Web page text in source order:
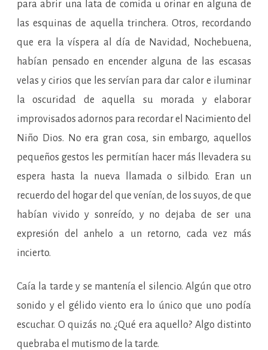
para abrir una lata de comida u orinar en alguna de
las esquinas de aquella trinchera. Otros, recordando
que era la víspera al día de Navidad, Nochebuena,
habían pensado en encender alguna de las escasas
velas y cirios que les servían para dar calor e iluminar
la oscuridad de aquella su morada y elaborar
improvisados adornos para recordar el Nacimiento del
Niño Dios. No era gran cosa, sin embargo, aquellos
pequeños gestos les permitían hacer más llevadera su
espera hasta la nueva llamada o silbido. Eran un
recuerdo del hogar del que venían, de los suyos, de que
habían vivido y sonreído, y no dejaba de ser una
expresión del anhelo a un retorno, cada vez más
incierto.
Caía la tarde y se mantenía el silencio. Algún que otro
sonido y el gélido viento era lo único que uno podía
escuchar. O quizás no. ¿Qué era aquello? Algo distinto
quebraba el mutismo de la tarde.